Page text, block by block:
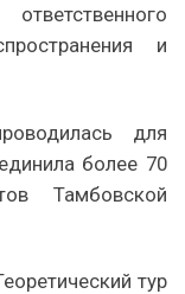
и
для
более 70
Тамбовской
тур